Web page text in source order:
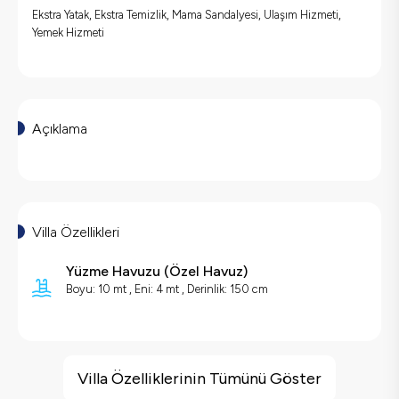
Ekstra Yatak, Ekstra Temizlik, Mama Sandalyesi, Ulaşım Hizmeti,
Yemek Hizmeti
Açıklama
Villa Özellikleri
Yüzme Havuzu (Özel Havuz)
Boyu: 10 mt , Eni: 4 mt , Derinlik: 150 cm
Çocuk Oyun Alanı
Villa Özelliklerinin Tümünü Göster